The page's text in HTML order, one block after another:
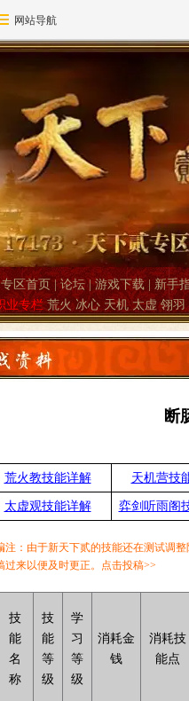
网站导航
专区首页 |论坛|游戏下载| 新手
业专栏 荒火 冰心 天机 太虚 翎羽
断
荒火教技能详解 天机营技
太虚观技能详解 弈剑听雨阁
注：由于新天下贰的技能还在测试调
过来以便及时更正。点击投稿>>
技
能
名
称
技
能
等
级
学
习
等
级
消耗金
钱
消耗技
能点